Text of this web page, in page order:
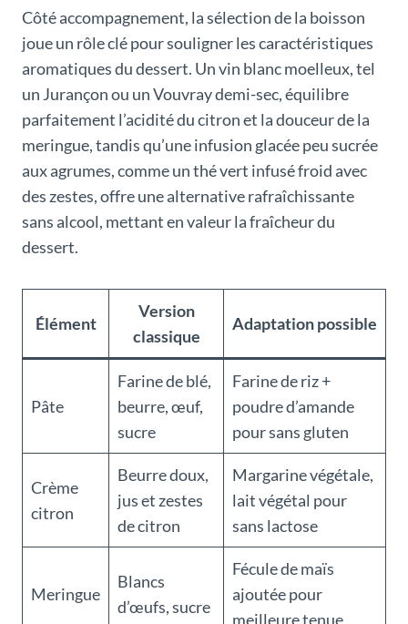
Côté accompagnement, la sélection de la boisson
joue un rôle clé pour souligner les caractéristiques
aromatiques du dessert. Un vin blanc moelleux, tel
un Jurançon ou un Vouvray demi-sec, équilibre
parfaitement l’acidité du citron et la douceur de la
meringue, tandis qu’une infusion glacée peu sucrée
aux agrumes, comme un thé vert infusé froid avec
des zestes, offre une alternative rafraîchissante
sans alcool, mettant en valeur la fraîcheur du
dessert.
Élément
Version
classique
Adaptation possible
Pâte
Farine de blé,
beurre, œuf,
sucre
Farine de riz +
poudre d’amande
pour sans gluten
Crème
citron
Beurre doux,
jus et zestes
de citron
Margarine végétale,
lait végétal pour
sans lactose
Meringue
Blancs
d’œufs, sucre
Fécule de maïs
ajoutée pour
meilleure tenue